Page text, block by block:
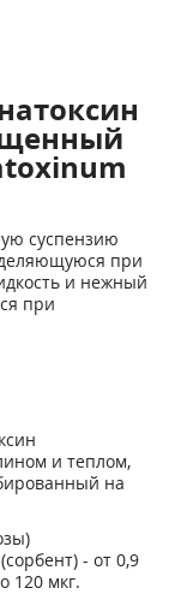
суспензию
при
и нежный
при
и теплом,
на
- от 0,9
120 мкг.